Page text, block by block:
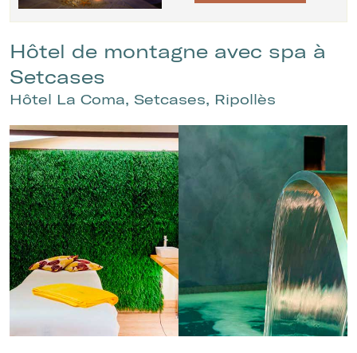
Hôtel de montagne avec spa à
Setcases
Hôtel La Coma, Setcases, Ripollès